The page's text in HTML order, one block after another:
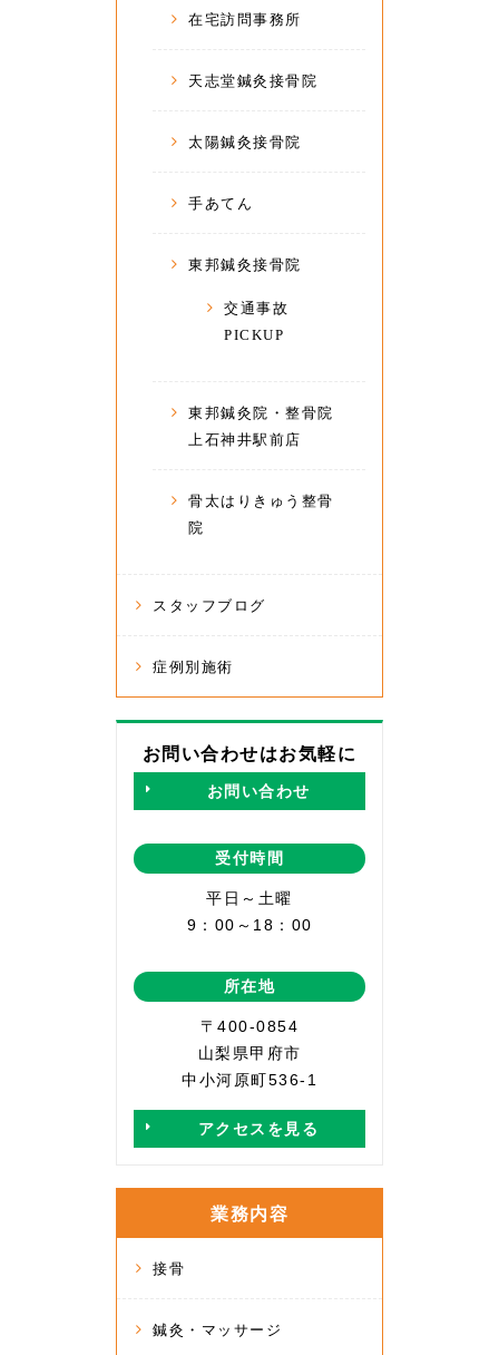
在宅訪問事務所
天志堂鍼灸接骨院
太陽鍼灸接骨院
手あてん
東邦鍼灸接骨院
交通事故
PICKUP
東邦鍼灸院・整骨院
上石神井駅前店
骨太はりきゅう整骨
院
スタッフブログ
症例別施術
お問い合わせはお気軽に
お問い合わせ
受付時間
平日～土曜
9：00～18：00
所在地
〒400-0854
山梨県甲府市
中小河原町536-1
アクセスを見る
業務内容
接骨
鍼灸・マッサージ